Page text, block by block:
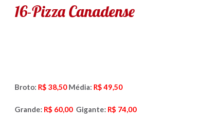
16-Pizza Canadense
Broto: R$ 38,50 Média: R$ 49,50
Grande: R$ 60,00 Gigante: R$ 74,00